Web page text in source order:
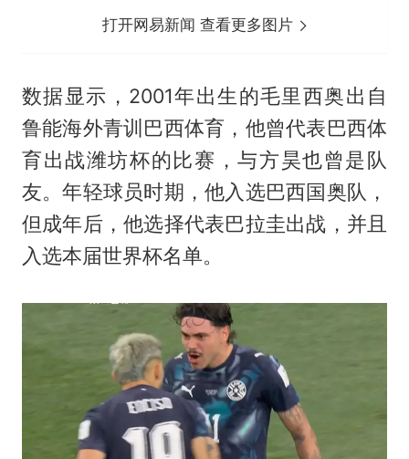
打开网易新闻 查看更多图片
数据显示，2001年出生的毛里西奥出自
鲁能海外青训巴西体育，他曾代表巴西体
育出战潍坊杯的比赛，与方昊也曾是队
友。年轻球员时期，他入选巴西国奥队，
但成年后，他选择代表巴拉圭出战，并且
入选本届世界杯名单。